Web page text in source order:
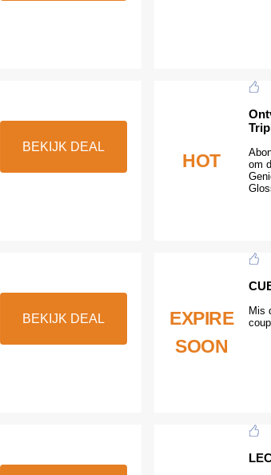
BEKIJK DEAL
HOT
om
BEKIJK DEAL
EXPIRE
SOON
Mis